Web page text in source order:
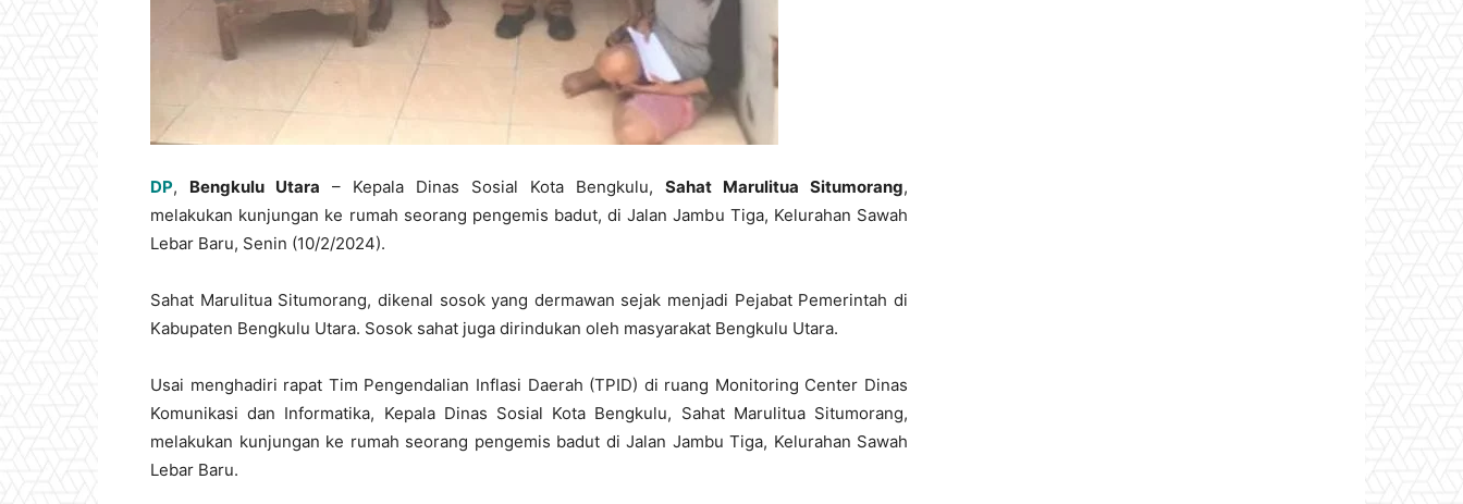
DP, Bengkulu Utara – Kepala Dinas Sosial Kota Bengkulu, Sahat Marulitua Situmorang,
melakukan kunjungan ke rumah seorang pengemis badut, di Jalan Jambu Tiga, Kelurahan Sawah
Lebar Baru, Senin (10/2/2024).
Sahat Marulitua Situmorang, dikenal sosok yang dermawan sejak menjadi Pejabat Pemerintah di
Kabupaten Bengkulu Utara. Sosok sahat juga dirindukan oleh masyarakat Bengkulu Utara.
Usai menghadiri rapat Tim Pengendalian Inflasi Daerah (TPID) di ruang Monitoring Center Dinas
Komunikasi dan Informatika, Kepala Dinas Sosial Kota Bengkulu, Sahat Marulitua Situmorang,
melakukan kunjungan ke rumah seorang pengemis badut di Jalan Jambu Tiga, Kelurahan Sawah
Lebar Baru.